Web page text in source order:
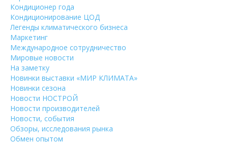
Кондиционер года
Кондиционирование ЦОД
Легенды климатического бизнеса
Маркетинг
Международное сотрудничество
Мировые новости
На заметку
Новинки выставки «МИР КЛИМАТА»
Новинки сезона
Новости НОСТРОЙ
Новости производителей
Новости, события
Обзоры, исследования рынка
Обмен опытом